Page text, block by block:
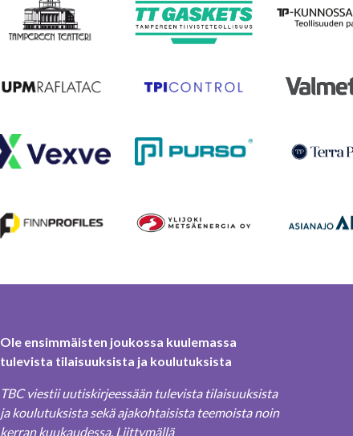
Ole ensimmäisten joukossa kuulemassa
tulevista tilaisuuksista ja koulutuksista
TBC viestii uutiskirjeessään tulevista tilaisuuksista
ja koulutuksista sekä ajakohtaisista teemoista noin
kerran kuukaudessa. Liittymällä